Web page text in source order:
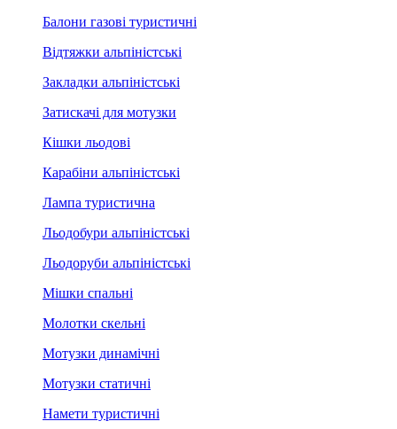
Балони газові туристичні
Відтяжки альпіністські
Закладки альпіністські
Затискачі для мотузки
Кішки льодові
Карабіни альпіністські
Лампа туристична
Льодобури альпіністські
Льодоруби альпіністські
Мішки спальні
Молотки скельні
Мотузки динамічні
Мотузки статичні
Намети туристичні